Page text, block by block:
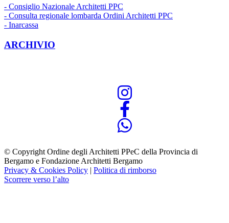
- Consiglio Nazionale Architetti PPC
- Consulta regionale lombarda Ordini Architetti PPC
- Inarcassa
ARCHIVIO
© Copyright Ordine degli Architetti PPeC della Provincia di
Bergamo e Fondazione Architetti Bergamo
Privacy & Cookies Policy | Politica di rimborso
Scorrere verso l’alto